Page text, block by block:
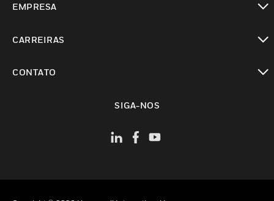
EMPRESA
CARREIRAS
CONTATO
SIGA-NOS